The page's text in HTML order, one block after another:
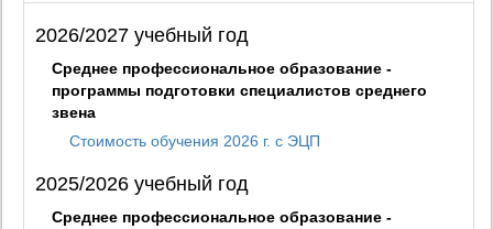
2026/2027 учебный год
Среднее профессиональное образование -
программы подготовки специалистов среднего
звена
Стоимость обучения 2026 г. с ЭЦП
2025/2026 учебный год
Среднее профессиональное образование -